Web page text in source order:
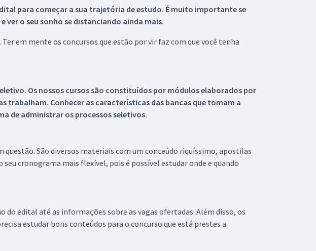
para começar a sua trajetória de estudo. É muito importante se
ver o seu sonho se distanciando ainda mais.
em mente os concursos que estão por vir faz com que você tenha
Os nossos cursos são constituídos por módulos elaborados por
trabalham. Conhecer as características das bancas que tomam a
de administrar os processos seletivos.
questão. São diversos materiais com um conteúdo riquíssimo, apostilas
cronograma mais flexível, pois é possível estudar onde e quando
do edital até as informações sobre as vagas ofertadas. Além disso, os
estudar bons conteúdos para o concurso que está prestes a